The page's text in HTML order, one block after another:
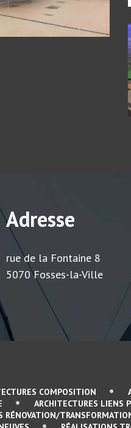
Adresse
rue de la Fontaine 8
5070 Fosses-la-Ville
COMPOSITION
ARCHITECTURES LIENS
RÉNOVATION/